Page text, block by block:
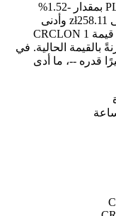
-1.52%
خلال الـ 24 ساعة الماضية، حيث وصل إلى zł258.11 وأدنى
مستوى له عند zł222.16. قبل شهر، كانت قيمة 1 CRCLON
بالقيمة الحالية. في
--، ما أدى